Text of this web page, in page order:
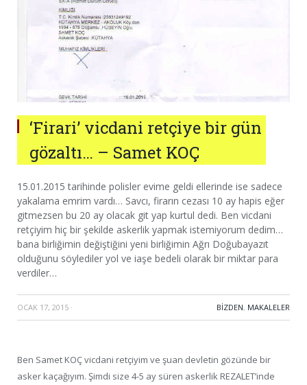
‘Firari’ vicdani retçiye bir gün
gözaltı… – Samet KOÇ
15.01.2015 tarihinde polisler evime geldi ellerinde ise sadece
yakalama emrim vardı… Savcı, firarın cezası 10 ay hapis eğer
gitmezsen bu 20 ay olacak git yap kurtul dedi. Ben vicdani
retçiyim hiç bir şekilde askerlik yapmak istemiyorum dedim…
bana birliğimin değiştiğini yeni birliğimin Ağrı Doğubayazıt
olduğunu söylediler yol ve iaşe bedeli olarak bir miktar para
verdiler…
OCAK 17, 2015 · BIZDEN, MAKALELER
Ben Samet KOÇ vicdani retçiyim ve şuan devletin gözünde bir
asker kaçağıyım. Şimdi size 4-5 ay süren askerlik REZALET’inde